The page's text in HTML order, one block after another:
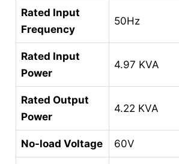
Rated Input
Frequency
50Hz
Rated Input
Power
4.97 KVA
Rated Output
Power
4.22 KVA
No-load Voltage 60V